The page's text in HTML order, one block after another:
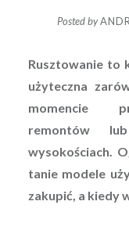
Posted by
Rusztowanie to
użyteczna
momencie
remontów
wysokościach.
tanie modele
zakupić, a kiedy